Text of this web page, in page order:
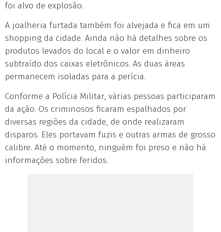
foi alvo de explosão.
A joalheria furtada também foi alvejada e fica em um
shopping da cidade. Ainda não há detalhes sobre os
produtos levados do local e o valor em dinheiro
subtraído dos caixas eletrônicos. As duas áreas
permanecem isoladas para a perícia.
Conforme a Polícia Militar, várias pessoas participaram
da ação. Os criminosos ficaram espalhados por
diversas regiões da cidade, de onde realizaram
disparos. Eles portavam fuzis e outras armas de grosso
calibre. Até o momento, ninguém foi preso e não há
informações sobre feridos.